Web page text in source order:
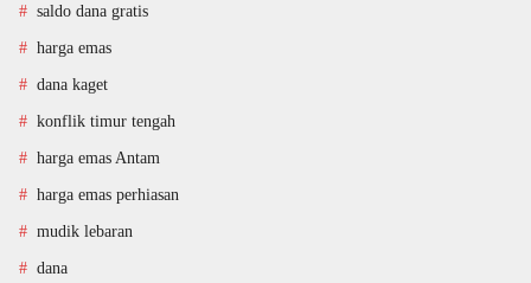
saldo dana gratis
harga emas
dana kaget
konflik timur tengah
harga emas Antam
harga emas perhiasan
mudik lebaran
dana